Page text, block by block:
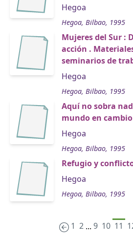
Hegoa
Hegoa, Bilbao, 1995
Mujeres del Sur :
acción .
seminarios de
Hegoa
Hegoa, Bilbao, 1995
Aquí no sobra
mundo en cambio
Hegoa
Hegoa, Bilbao, 1995
Refugio y
Hegoa
Hegoa, Bilbao, 1995
1 2 ... 9 10 11